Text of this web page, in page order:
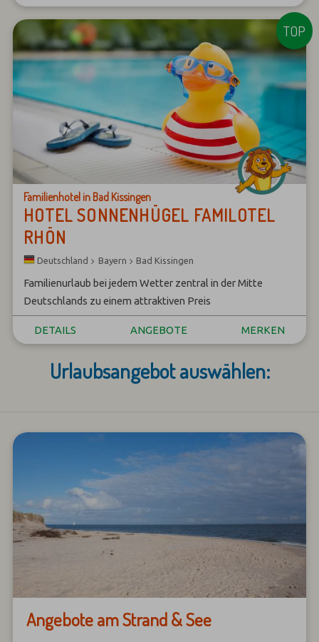
Familienhotel in Bad Kissingen
HOTEL SONNENHÜGEL FAMILOTEL
RHÖN
Deutschland Bayern Bad Kissingen
Familienurlaub bei jedem Wetter zentral in der Mitte
Deutschlands zu einem attraktiven Preis
DETAILS ANGEBOTE MERKEN
Urlaubsangebot auswählen:
Angebote am Strand & See